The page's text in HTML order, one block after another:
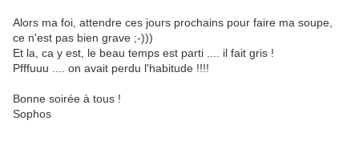
Alors ma foi, attendre ces jours prochains pour faire ma soupe,
ce n'est pas bien grave ;-)))
Et la, ca y est, le beau temps est parti .... il fait gris !
Pfffuuu .... on avait perdu l'habitude !!!!
Bonne soirée à tous !
Sophos